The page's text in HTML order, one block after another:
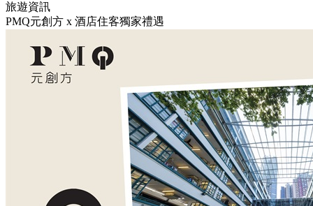
旅遊資訊
PMQ元創方 x 酒店住客獨家禮遇